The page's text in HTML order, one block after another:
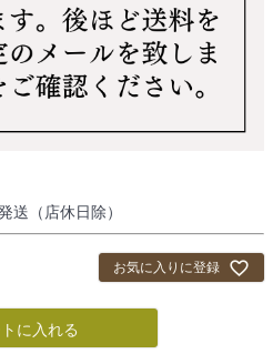
送（店休日除）
お気に入りに登録
に入れる